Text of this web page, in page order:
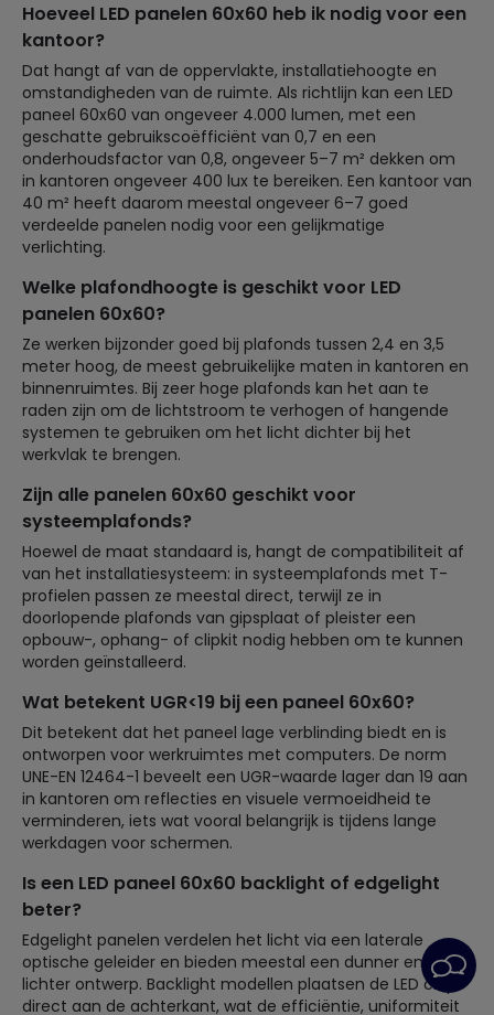
Hoeveel LED panelen 60x60 heb ik nodig voor een
kantoor?
Dat hangt af van de oppervlakte, installatiehoogte en
omstandigheden van de ruimte. Als richtlijn kan een LED
paneel 60x60 van ongeveer 4.000 lumen, met een
geschatte gebruikscoëfficiënt van 0,7 en een
onderhoudsfactor van 0,8, ongeveer 5–7 m² dekken om
in kantoren ongeveer 400 lux te bereiken. Een kantoor van
40 m² heeft daarom meestal ongeveer 6–7 goed
verdeelde panelen nodig voor een gelijkmatige
verlichting.
Welke plafondhoogte is geschikt voor LED
panelen 60x60?
Ze werken bijzonder goed bij plafonds tussen 2,4 en 3,5
meter hoog, de meest gebruikelijke maten in kantoren en
binnenruimtes. Bij zeer hoge plafonds kan het aan te
raden zijn om de lichtstroom te verhogen of hangende
systemen te gebruiken om het licht dichter bij het
werkvlak te brengen.
Zijn alle panelen 60x60 geschikt voor
systeemplafonds?
Hoewel de maat standaard is, hangt de compatibiliteit af
van het installatiesysteem: in systeemplafonds met T-
profielen passen ze meestal direct, terwijl ze in
doorlopende plafonds van gipsplaat of pleister een
opbouw-, ophang- of clipkit nodig hebben om te kunnen
worden geïnstalleerd.
Wat betekent UGR<19 bij een paneel 60x60?
Dit betekent dat het paneel lage verblinding biedt en is
ontworpen voor werkruimtes met computers. De norm
UNE-EN 12464-1 beveelt een UGR-waarde lager dan 19 aan
in kantoren om reflecties en visuele vermoeidheid te
verminderen, iets wat vooral belangrijk is tijdens lange
werkdagen voor schermen.
Is een LED paneel 60x60 backlight of edgelight
beter?
Edgelight panelen verdelen het licht via een laterale
optische geleider en bieden meestal een dunner en
lichter ontwerp. Backlight modellen plaatsen de LED chips
direct aan de achterkant, wat de efficiëntie, uniformiteit